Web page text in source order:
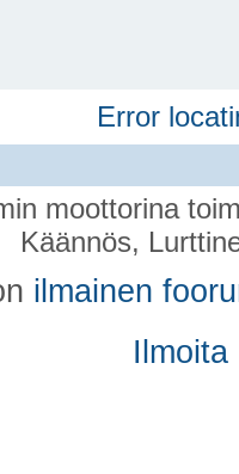
Error
moottorina
Käännös,
ilmainen